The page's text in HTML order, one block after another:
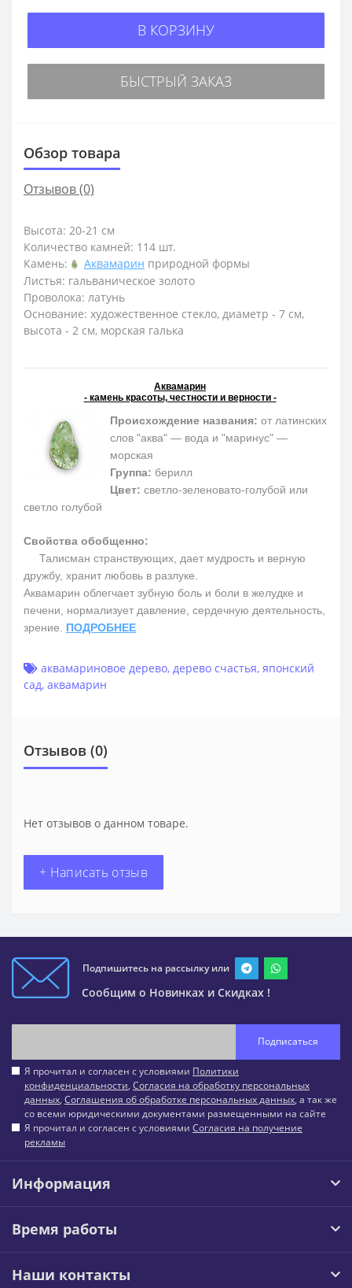
В КОРЗИНУ
БЫСТРЫЙ ЗАКАЗ
Обзор товара
Отзывов (0)
Высота: 20-21 см
Количество камней: 114 шт.
Камень:
Аквамарин природной формы
Листья: гальваническое золото
Проволока: латунь
Основание: художественное стекло, диаметр - 7 см,
высота - 2 см, морская галька
Аквамарин
- камень красоты, честности и верности -
Происхождение названия: от латинских
слов "аква" — вода и "маринус" —
морская
Группа: берилл
Цвет: светло-зеленовато-голубой или
светло голубой
Свойства обобщенно:
Талисман странствующих, дает мудрость и верную
дружбу, хранит любовь в разлуке.
Аквамарин облегчает зубную боль и боли в желудке и
печени, нормализует давление, сердечную деятельность,
зрение. ПОДРОБНЕЕ
аквамариновое дерево, дерево счастья, японский
сад, аквамарин
Отзывов (0)
Нет отзывов о данном товаре.
+ Написать отзыв
Подпишитесь на рассылку или
Сообщим о Новинках и Скидках !
Подписаться
Я прочитал и согласен с условиями Политики
конфиденциальности, Согласия на обработку персональных
данных, Соглашения об обработке персональных данных, а так же
со всеми юридическими документами размещенными на сайте
Я прочитал и согласен с условиями Согласия на получение
рекламы
Информация
Время работы
Наши контакты